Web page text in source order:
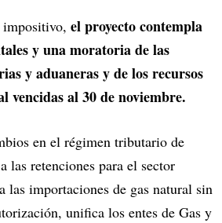
el proyecto contempla
y una moratoria de las
y aduaneras y de los recursos
vencidas al 30 de noviembre.
en el régimen tributario de
las retenciones para el sector
las importaciones de gas natural sin
unifica los entes de Gas y